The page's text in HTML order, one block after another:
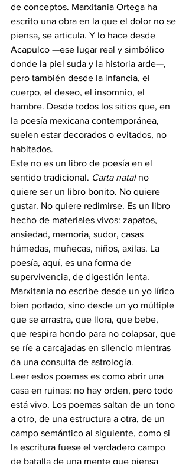
de conceptos. Marxitania Ortega ha
escrito una obra en la que el dolor no se
piensa, se articula. Y lo hace desde
Acapulco —ese lugar real y simbólico
donde la piel suda y la historia arde—,
pero también desde la infancia, el
cuerpo, el deseo, el insomnio, el
hambre. Desde todos los sitios que, en
la poesía mexicana contemporánea,
suelen estar decorados o evitados, no
habitados.
Este no es un libro de poesía en el
sentido tradicional. Carta natal no
quiere ser un libro bonito. No quiere
gustar. No quiere redimirse. Es un libro
hecho de materiales vivos: zapatos,
ansiedad, memoria, sudor, casas
húmedas, muñecas, niños, axilas. La
poesía, aquí, es una forma de
supervivencia, de digestión lenta.
Marxitania no escribe desde un yo lírico
bien portado, sino desde un yo múltiple
que se arrastra, que llora, que bebe,
que respira hondo para no colapsar, que
se ríe a carcajadas en silencio mientras
da una consulta de astrología.
Leer estos poemas es como abrir una
casa en ruinas: no hay orden, pero todo
está vivo. Los poemas saltan de un tono
a otro, de una estructura a otra, de un
campo semántico al siguiente, como si
la escritura fuese el verdadero campo
de batalla de una mente que piensa